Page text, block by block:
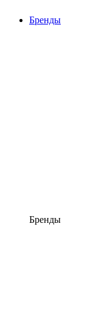
Бренды
Бренды